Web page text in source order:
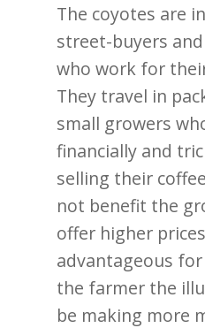
The coyotes are
street-buyers
who work for
They travel in
small growers
financially and
selling their
not benefit the
offer higher
advantageous
the farmer the
be making more